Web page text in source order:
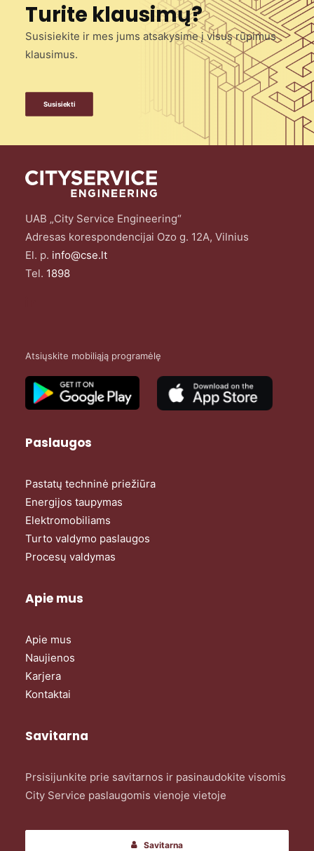
Turite klausimų?
Susisiekite ir mes jums atsakysime į visus rūpimus
klausimus.
Susisiekti
UAB „City Service Engineering“
Adresas korespondencijai Ozo g. 12A, Vilnius
El. p. info@cse.lt
Tel. 1898
Atsiųskite mobiliąją programėlę
Paslaugos
Pastatų techninė priežiūra
Energijos taupymas
Elektromobiliams
Turto valdymo paslaugos
Procesų valdymas
Apie mus
Apie mus
Naujienos
Karjera
Kontaktai
Savitarna
Prsisijunkite prie savitarnos ir pasinaudokite visomis
City Service paslaugomis vienoje vietoje
Savitarna